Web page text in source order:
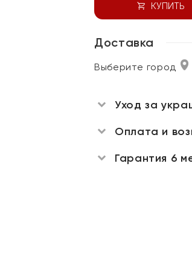
КУПИТЬ
Доставка
Выберите город
Уход за
Оплата и
Гарантия 6